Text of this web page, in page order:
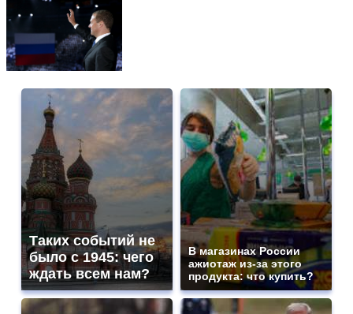
Таких событий не
было с 1945: чего
ждать всем нам?
В магазинах России
ажиотаж из-за этого
продукта: что купить?